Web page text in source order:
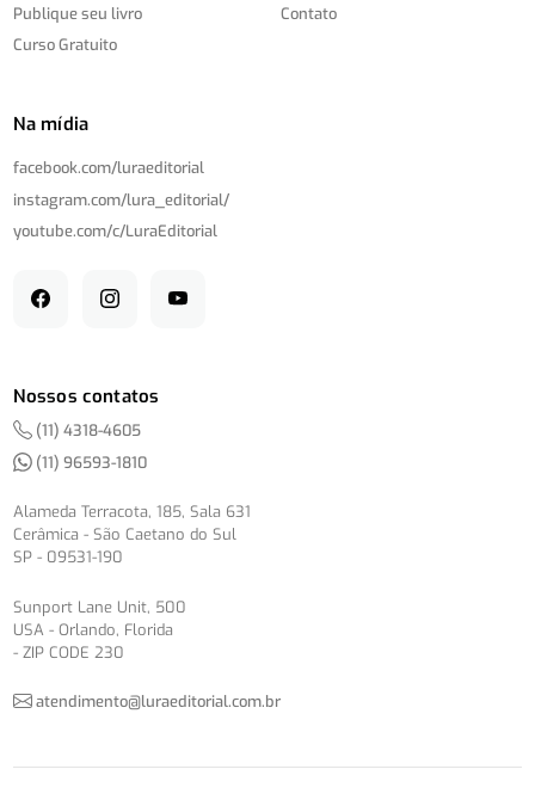
Publique seu livro
Curso Gratuito
Contato
Na mídia
facebook.com/luraeditorial
instagram.com/lura_editorial/
youtube.com/c/LuraEditorial
Nossos contatos
(11) 4318-4605
(11) 96593-1810
Alameda Terracota, 185, Sala 631
Cerâmica - São Caetano do Sul
SP - 09531-190
Sunport Lane Unit, 500
USA - Orlando, Florida
- ZIP CODE 230
atendimento@luraeditorial.com.br